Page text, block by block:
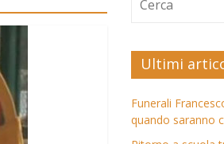
Ultimi
Funerali
quando saranno